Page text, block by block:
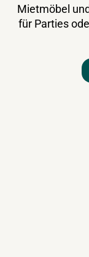
Mietmöbel
für Parties